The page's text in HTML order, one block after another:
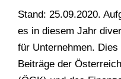
Stand: 25.09.2020.
es in diesem Jahr
für Unternehmen.
Beiträge der